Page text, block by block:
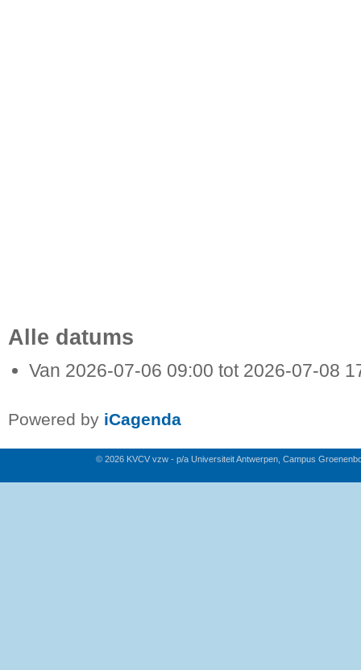
Alle datums
Van 2026-07-06 09:00 tot 2026-07-08
Powered by iCagenda
© 2026 KVCV vzw - p/a Universiteit Antwerpen, Campus